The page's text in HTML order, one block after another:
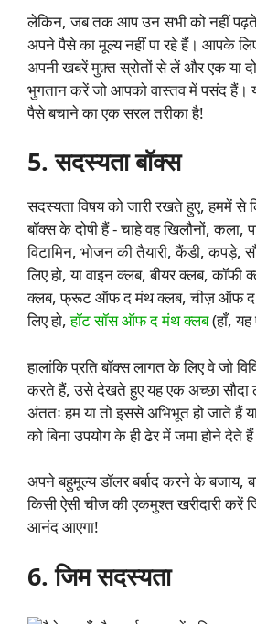
लेकिन, जब तक आप उन सभी को नहीं
अपने पैसे का मूल्य नहीं पा रहे हैं। आपके
अपनी खबरें मुफ़्त स्रोतों से लें और एक या
भुगतान करें जो आपको वास्तव में पसंद
पैसे बचाने का एक सरल तरीका है!
5. सदस्यता बॉक्स
सदस्यता विषय को जारी रखते हुए, हममें से
बॉक्स के दोषी हैं - चाहे वह खिलौनों, कला,
विटामिन, भोजन की तैयारी, कैंडी, कपड़े,
लिए हो, या वाइन क्लब, बीयर क्लब,
क्लब, फ्रूट ऑफ द मंथ क्लब, चीज़ ऑफ द
लिए हो,हॉट सॉस ऑफ द मंथ क्लब(हाँ, यह
हालांकि प्रति बॉक्स लागत के लिए वे जो
करते हैं, उसे देखते हुए यह एक अच्छा
अंततः हम या तो इससे अभिभूत हो जाते हैं
को बिना उपयोग के ही ढेर में जमा होने देते
अपने बहुमूल्य डॉलर बर्बाद करने के बजाय,
किसी ऐसी चीज की एकमुश्त खरीदारी करें
आनंद आएगा!
6. जिम सदस्यता